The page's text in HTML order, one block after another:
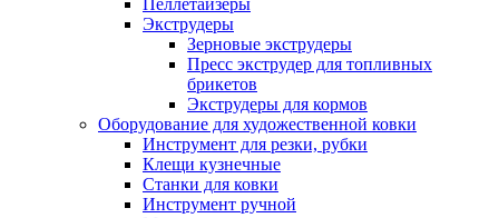
Пеллетайзеры
Экструдеры
Зерновые экструдеры
Пресс экструдер для топливных
брикетов
Экструдеры для кормов
Оборудование для художественной ковки
Инструмент для резки, рубки
Клещи кузнечные
Станки для ковки
Инструмент ручной